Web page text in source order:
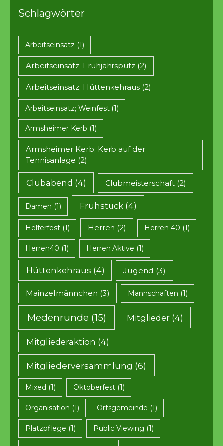
Schlagwörter
Arbeitseinsatz (1)
Arbeitseinsatz; Frühjahrsputz(2)
Arbeitseinsatz; Hüttenkehraus(2)
Arbeitseinsatz; Weinfest(1)
Armsheimer Kerb (1)
Armsheimer Kerb; Kerb auf der
Tennisanlage (2)
Clubabend (4) Clubmeisterschaft(2)
Damen (1) Frühstück(4)
Helferfest(1) Herren (2) Herren 40 (1)
Herren40 (1) Herren Aktive (1)
Hüttenkehraus (4) Jugend (3)
Mainzelmännchen (3) Mannschaften (1)
Medenrunde (15) Mitglieder(4)
Mitgliederaktion (4)
Mitgliederversammlung (6)
Mixed (1) Oktoberfest(1)
Organisation (1) Ortsgemeinde (1)
Platzpflege (1) Public Viewing (1)